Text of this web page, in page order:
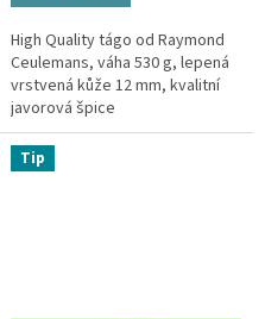
High Quality tágo od Raymond
Ceulemans, váha 530 g, lepená
vrstvená kůže 12 mm, kvalitní
javorová špice
Tip